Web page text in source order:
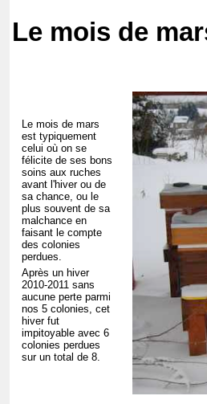
Le mois de
Le mois de mars
est typiquement
celui où on se
félicite de ses bons
soins aux ruches
avant l'hiver ou de
sa chance, ou le
plus souvent de sa
malchance en
faisant le compte
des colonies
perdues.
Après un hiver
2010-2011 sans
aucune perte parmi
nos 5 colonies, cet
hiver fut
impitoyable avec 6
colonies perdues
sur un total de 8.